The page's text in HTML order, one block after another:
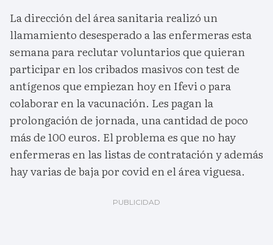
La dirección del área sanitaria realizó un
llamamiento desesperado a las enfermeras esta
semana para reclutar voluntarios que quieran
participar en los cribados masivos con test de
antígenos que empiezan hoy en Ifevi o para
colaborar en la vacunación. Les pagan la
prolongación de jornada, una cantidad de poco
más de 100 euros. El problema es que no hay
enfermeras en las listas de contratación y además
hay varias de baja por covid en el área viguesa.